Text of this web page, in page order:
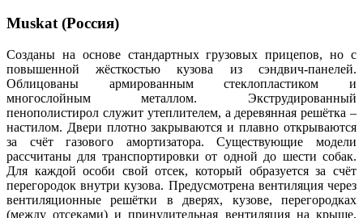
Muskat (Россия)
Созданы на основе стандартных грузовых прицепов, но с
повышенной жёсткостью кузова из сэндвич-панелей.
Облицованы армированным стеклопластиком и
многослойным металлом. Экструдированный
пенополистирол служит утеплителем, а деревянная решётка –
настилом. Двери плотно закрываются и плавно открываются
за счёт газового амортизатора. Существующие модели
рассчитаны для транспортировки от одной до шести собак.
Для каждой особи свой отсек, который образуется за счёт
перегородок внутри кузова. Предусмотрена вентиляция через
вентиляционные решётки в дверях, кузове, перегородках
(между отсеками) и принудительная вентиляция на крыше,